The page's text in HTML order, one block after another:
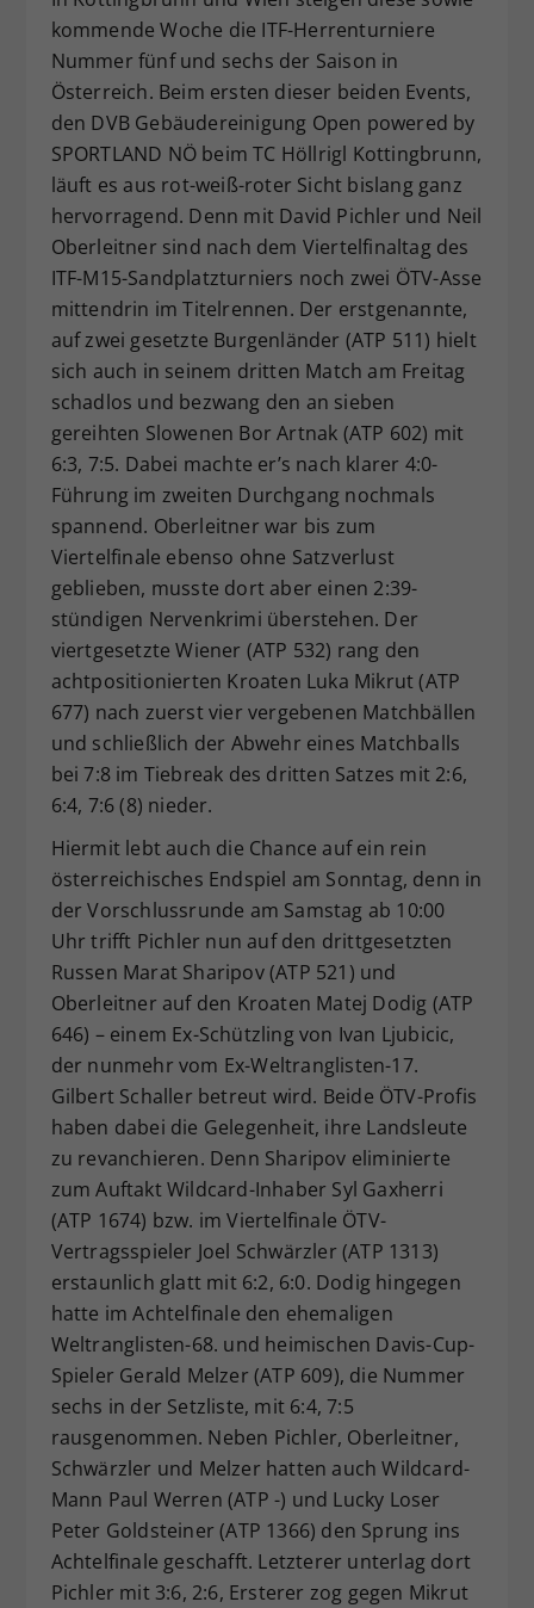
kommende Woche die ITF-Herrenturniere
Nummer fünf und sechs der Saison in
Österreich. Beim ersten dieser beiden Events,
den DVB Gebäudereinigung Open powered by
SPORTLAND NÖ beim TC Höllrigl Kottingbrunn,
läuft es aus rot-weiß-roter Sicht bislang ganz
hervorragend. Denn mit David Pichler und Neil
Oberleitner sind nach dem Viertelfinaltag des
ITF-M15-Sandplatzturniers noch zwei ÖTV-Asse
mittendrin im Titelrennen. Der erstgenannte,
auf zwei gesetzte Burgenländer (ATP 511) hielt
sich auch in seinem dritten Match am Freitag
schadlos und bezwang den an sieben
gereihten Slowenen Bor Artnak (ATP 602) mit
6:3, 7:5. Dabei machte er’s nach klarer 4:0-
Führung im zweiten Durchgang nochmals
spannend. Oberleitner war bis zum
Viertelfinale ebenso ohne Satzverlust
geblieben, musste dort aber einen 2:39-
stündigen Nervenkrimi überstehen. Der
viertgesetzte Wiener (ATP 532) rang den
achtpositionierten Kroaten Luka Mikrut (ATP
677) nach zuerst vier vergebenen Matchbällen
und schließlich der Abwehr eines Matchballs
bei 7:8 im Tiebreak des dritten Satzes mit 2:6,
6:4, 7:6 (8) nieder.
Hiermit lebt auch die Chance auf ein rein
österreichisches Endspiel am Sonntag, denn in
der Vorschlussrunde am Samstag ab 10:00
Uhr trifft Pichler nun auf den drittgesetzten
Russen Marat Sharipov (ATP 521) und
Oberleitner auf den Kroaten Matej Dodig (ATP
646) – einem Ex-Schützling von Ivan Ljubicic,
der nunmehr vom Ex-Weltranglisten-17.
Gilbert Schaller betreut wird. Beide ÖTV-Profis
haben dabei die Gelegenheit, ihre Landsleute
zu revanchieren. Denn Sharipov eliminierte
zum Auftakt Wildcard-Inhaber Syl Gaxherri
(ATP 1674) bzw. im Viertelfinale ÖTV-
Vertragsspieler Joel Schwärzler (ATP 1313)
erstaunlich glatt mit 6:2, 6:0. Dodig hingegen
hatte im Achtelfinale den ehemaligen
Weltranglisten-68. und heimischen Davis-Cup-
Spieler Gerald Melzer (ATP 609), die Nummer
sechs in der Setzliste, mit 6:4, 7:5
rausgenommen. Neben Pichler, Oberleitner,
Schwärzler und Melzer hatten auch Wildcard-
Mann Paul Werren (ATP -) und Lucky Loser
Peter Goldsteiner (ATP 1366) den Sprung ins
Achtelfinale geschafft. Letzterer unterlag dort
Pichler mit 3:6, 2:6, Ersterer zog gegen Mikrut
Dieser Wert speichert Ihre Consent-
Einstellungen. Unter anderem eine
zufällig generierte ID, für die
vorgenommen Einstellungen, falls der
Webseiten-Betreiber dies eingestellt
hat.